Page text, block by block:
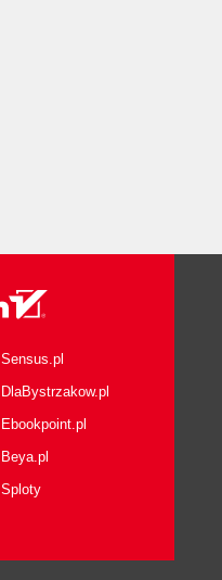
Sensus.pl
DlaBystrzakow.pl
Ebookpoint.pl
Beya.pl
Sploty